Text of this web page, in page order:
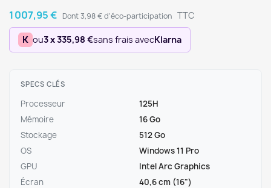
1 007,95 € Dont 3,98 € d'éco-participation TTC
K ou3 x 335,98 €sans frais avecKlarna
SPECS CLÉS
Processeur
125H
Mémoire
16 Go
Stockage
512 Go
OS
Windows 11 Pro
GPU
Intel Arc Graphics
Écran
40,6 cm (16")